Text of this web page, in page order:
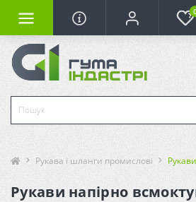
Рукава і шланги промислові
Рукави напірно